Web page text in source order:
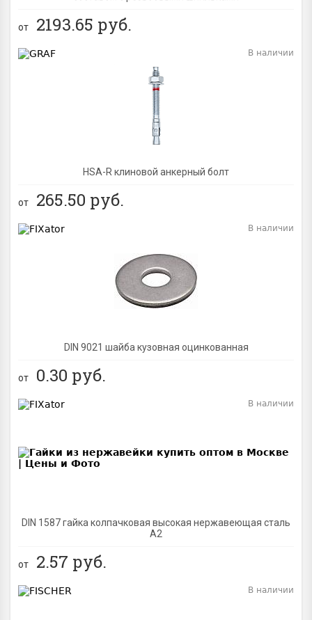
от 2193.65 руб.
HSA-R клиновой анкерный болт
В наличии
от 265.50 руб.
DIN 9021 шайба кузовная оцинкованная
В наличии
от 0.30 руб.
DIN 1587 гайка колпачковая высокая нержавеющая сталь
А2
В наличии
от 2.57 руб.
В наличии